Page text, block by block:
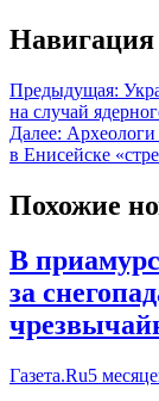
Навигация
Предыдущая:
на случай
Далее: Археологи
в Енисейске
Похожие
В
за
Газета.Ru5